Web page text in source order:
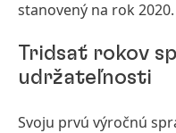
stanovený na rok 2020.
Tridsať rokov
udržateľnosti
Svoju prvú výročnú